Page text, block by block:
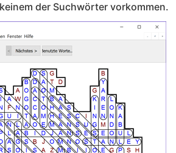
der Suchwörter vorkommen.